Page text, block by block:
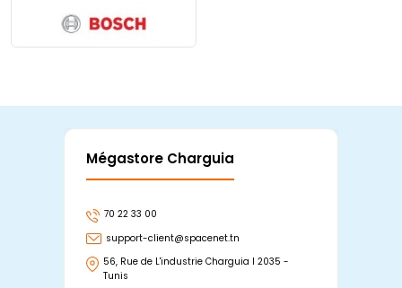
Mégastore Charguia
70 22 33 00
support-client@spacenet.tn
56, Rue de L'industrie Charguia I 2035 -
Tunis